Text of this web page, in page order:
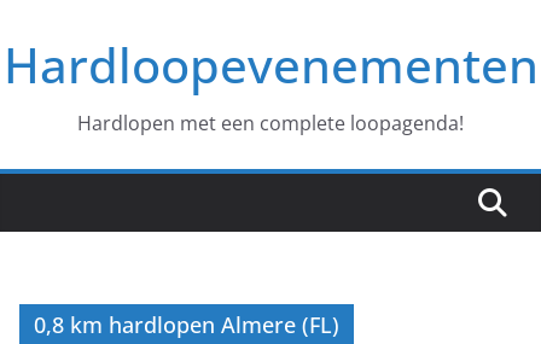
naar
deHardloopevenementen
Hardlopen met een complete loopagenda!
0,8 km hardlopen Almere (FL)